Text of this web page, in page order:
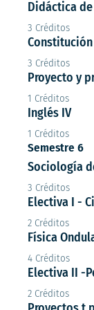
Didáctica
3 Créditos
3 Créditos
Proyecto y
1 Créditos
Inglés IV
1 Créditos
Semestre 6
Sociología
3 Créditos
Electiva I -
2 Créditos
Física
4 Créditos
Electiva II -
2 Créditos